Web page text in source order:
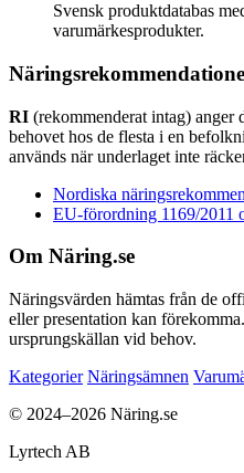
Svensk produktdatabas
varumärkesprodukter.
RI (rekommenderat intag) anger
behovet hos de flesta i en
används när underlaget inte
Nordiska
EU-förordning 1169/2011
Om Näring.se
Näringsvärden hämtas från de
eller presentation kan
ursprungskällan vid behov.
Kategorier Näringsämnen
© 2024–2026 Näring.se
Lyrtech AB